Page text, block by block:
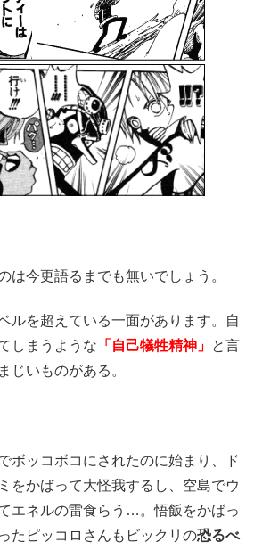
は今更語るまでも無いでしょう。
ルを超えている一面があります。自
しまうような 「自己犠牲精神」 と言
じいものがある。
ボッコボコにされたのに始まり、ド
をかばって大怪我するし、空島でウ
エネルの雷食らう…。悟飯をかばっ
たピッコロさんもビックリの恐るべ